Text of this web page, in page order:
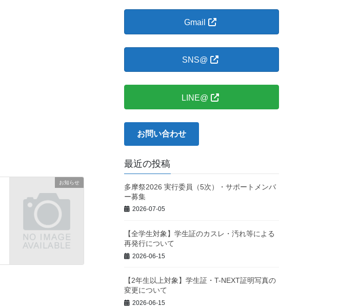
お知らせ
に。：
Gmail
SNS@
LINE@
お問い合わせ
最近の投稿
多摩祭2026 実行委員（5次）・サポートメンバ
ー募集
2026-07-05
【全学生対象】学生証のカスレ・汚れ等による
再発行について
2026-06-15
【2年生以上対象】学生証・T-NEXT証明写真の
変更について
2026-06-15